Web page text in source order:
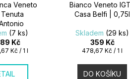
Veneto
(7 ks)
Kč
Kč / 1 l
Bianco Veneto IGT
Casa Belfi | 0,75l
Skladem (29 ks)
359 Kč
Měrná
478,67 Kč / 1 l
DO KOŠÍKU